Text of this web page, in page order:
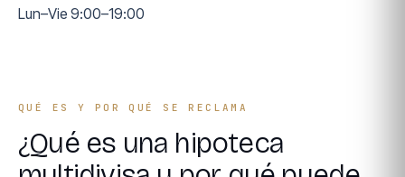
Lun–Vie 9:00–19:00
QUÉ ES Y POR QUÉ SE RECLAMA
¿Qué es una hipoteca